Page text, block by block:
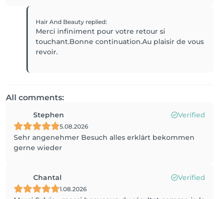
Hair And Beauty replied:
Merci infiniment pour votre retour si
touchant.Bonne continuation.Au plaisir de vous
revoir.
All comments:
Stephen Verified
5.08.2026
Sehr angenehmer Besuch alles erklärt bekommen
gerne wieder
Chantal Verified
1.08.2026